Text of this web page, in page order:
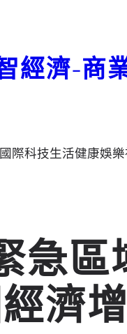
經濟-商
國際科技生活健康娛樂
急區
濟